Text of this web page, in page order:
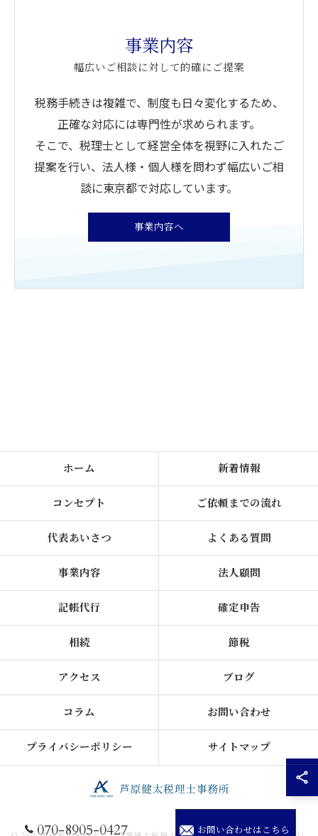
幅広いご相談に対して的確にご提案
事業内容
税務手続きは複雑で、制度も日々変化するため、
正確な対応には専門性が求められます。
そこで、税理士として経営全体を視野に入れたご
提案を行い、法人様・個人様を問わず幅広いご相
談に東京都で対応しています。
事業内容へ
070-8905-0427 お問い合わせはこちら
ホーム 新着情報
コンセプト ご依頼までの流れ
代表あいさつ よくある質問
事業内容 法人顧問
記帳代行 確定申告
相続 節税
アクセス ブログ
コラム お問い合わせ
プライバシーポリシー サイトマップ